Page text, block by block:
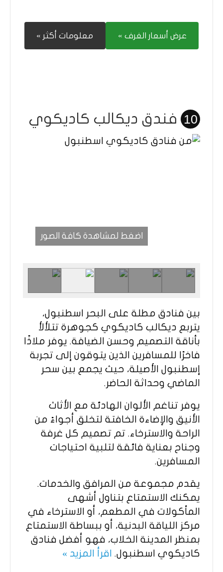
عرض أسعار الغرف » معلومات أكثر »
10 فندق ديكالب كاديكوي
اضغط لمشاهدة كافة الصور
بين فنادق مطلة على البحر اسطنبول،
يتربع ديكالب كاديكوي كجوهرة تتلألأ
بأناقة التصميم وحسن الضيافة. يوفر ملاذًا
فاخرًا للمسافرين الذين يتوقون إلى تجربة
إسطنبول الأصيلة، حيث يجمع بين سحر
الماضي وحداثة الحاضر.
يوفر تناغم الألوان الهادئة مع الأثاث
الأنيق والإضاءة الخافتة لتخلق أجواءً من
الراحة والاسترخاء. تم تصميم كل غرفة
وجناح بعناية فائقة لتلبية احتياجات
المسافرين.
يقدم مجموعة من المرافق والخدمات.
يمكنك الاستمتاع بتناول أشهى
المأكولات في المطعم، أو الاسترخاء في
مركز اللياقة البدنية، أو ببساطة الاستمتاع
بمنظر المدينة الخلاب، فهو أفضل فنادق
كاديكوي اسطنبول. اقرأ المزيد »